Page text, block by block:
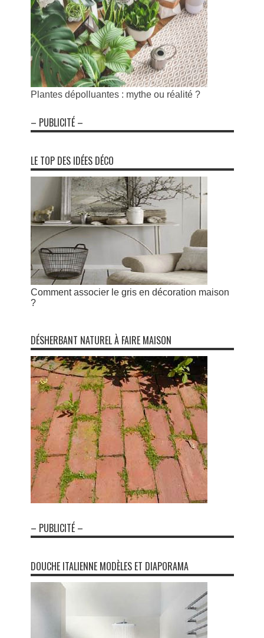
Plantes dépolluantes : mythe ou réalité ?
– PUBLICITÉ –
LE TOP DES IDÉES DÉCO
Comment associer le gris en décoration maison
?
DÉSHERBANT NATUREL À FAIRE MAISON
– PUBLICITÉ –
DOUCHE ITALIENNE MODÈLES ET DIAPORAMA